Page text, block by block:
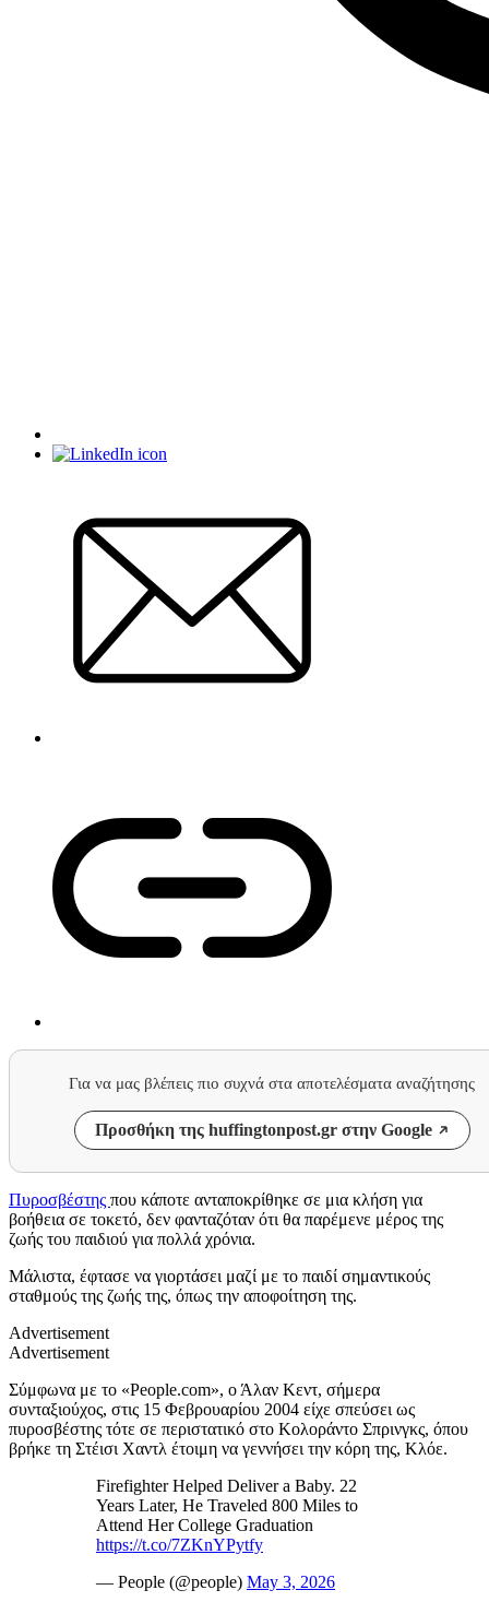
Για να μας βλέπεις πιο συχνά στα αποτελέσματα αναζήτησης
Προσθήκη της huffingtonpost.gr στην Google
Πυροσβέστης που κάποτε ανταποκρίθηκε σε μια κλήση για
βοήθεια σε τοκετό, δεν φανταζόταν ότι θα παρέμενε μέρος της
ζωής του παιδιού για πολλά χρόνια.
Μάλιστα, έφτασε να γιορτάσει μαζί με το παιδί σημαντικούς
σταθμούς της ζωής της, όπως την αποφοίτηση της.
Advertisement
Advertisement
Σύμφωνα με το «People.com», ο Άλαν Κεντ, σήμερα
συνταξιούχος, στις 15 Φεβρουαρίου 2004 είχε σπεύσει ως
πυροσβέστης τότε σε περιστατικό στο Κολοράντο Σπρινγκς, όπου
βρήκε τη Στέισι Χαντλ έτοιμη να γεννήσει την κόρη της, Κλόε.
Firefighter Helped Deliver a Baby. 22
Years Later, He Traveled 800 Miles to
Attend Her College Graduation
https://t.co/7ZKnYPytfy
— People (@people) May 3, 2026